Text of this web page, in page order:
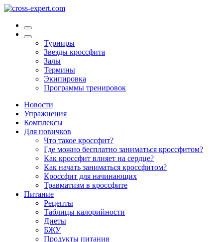
Турниры
Звезды кроссфита
Залы
Термины
Экипировка
Программы тренировок
Новости
Упражнения
Комплексы
Для новичков
Что такое кроссфит?
Где можно бесплатно заниматься кроссфитом?
Как кроссфит влияет на сердце?
Как начать заниматься кроссфитом?
Кроссфит для начинающих
Травматизм в кроссфите
Питание
Рецепты
Таблицы калорийности
Диеты
БЖУ
Продукты питания